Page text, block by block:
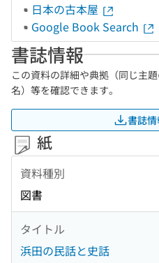
日本の古本屋
Google Book Search
書誌情報
この資料の詳細や典拠（同じ主
名）等を確認できます。
書誌
紙
資料種別
図書
タイトル
浜田の民話と史話